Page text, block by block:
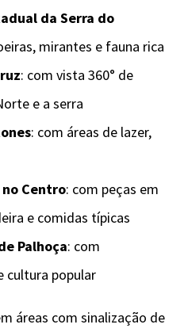
da Serra do
mirantes e fauna rica
: com vista 360° de
e a serra
: com áreas de lazer,
Centro: com peças em
e comidas típicas
Palhoça: com
cultura popular
áreas com sinalização de